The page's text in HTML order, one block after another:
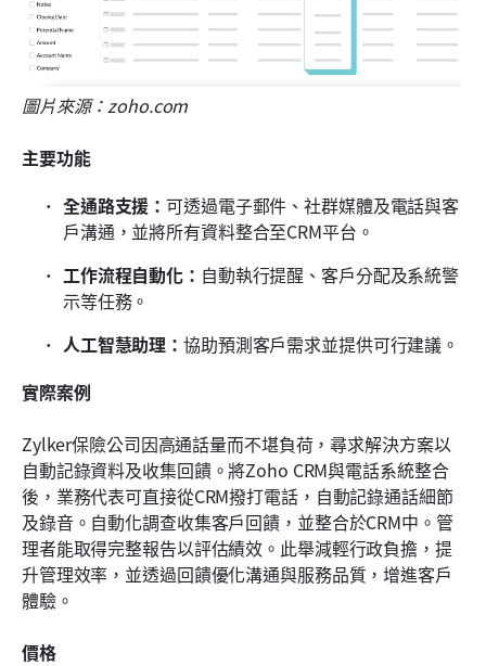
圖片來源：zoho.com
主要功能
全通路支援： 可透過電子郵件、社群媒體及電話與客
戶溝通，並將所有資料整合至CRM平台。
工作流程自動化： 自動執行提醒、客戶分配及系統警
示等任務。
人工智慧助理：協助預測客戶需求並提供可行建議。
實際案例
Zylker保險公司因高通話量而不堪負荷，尋求解決方案以
自動記錄資料及收集回饋。將Zoho CRM與電話系統整合
後，業務代表可直接從CRM撥打電話，自動記錄通話細節
及錄音。自動化調查收集客戶回饋，並整合於CRM中。管
理者能取得完整報告以評估績效。此舉減輕行政負擔，提
升管理效率，並透過回饋優化溝通與服務品質，增進客戶
體驗。
價格